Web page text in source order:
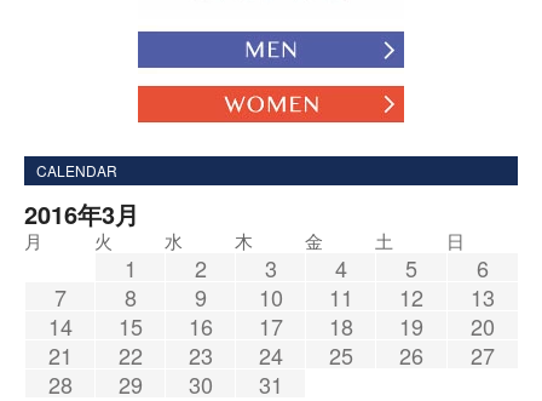
CALENDAR
2016年3月
月 火 水 木 金 土 日
1 2 3 4 5
6
7
8 9 10 11 12
13
14
15 16 17 18 19
20
21
22 23 24 25 26
27
28
29 30 31